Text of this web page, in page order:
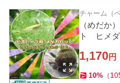
チャーム（ペ
（めだか
ト ヒメ
1,170円
10% （